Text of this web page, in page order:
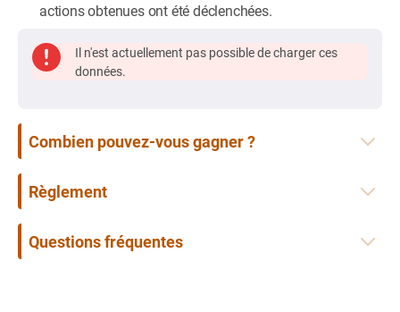
actions obtenues ont été déclenchées.
Il n'est actuellement pas possible de charger ces
données.
Combien pouvez-vous gagner ?
Règlement
Questions fréquentes